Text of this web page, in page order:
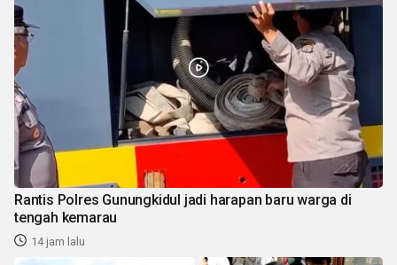
Rantis Polres Gunungkidul jadi harapan baru warga di
tengah kemarau
14 jam lalu